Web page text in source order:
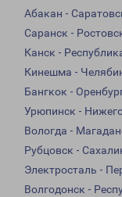
Абакан -
Саранск -
Канск -
Кинешма -
Бангкок -
Урюпинск -
Вологда -
Рубцовск -
Электросталь -
Волгодонск -